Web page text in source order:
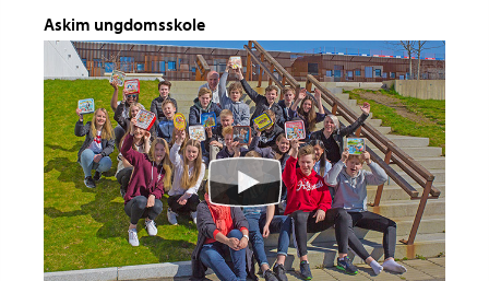
Askim ungdomsskole